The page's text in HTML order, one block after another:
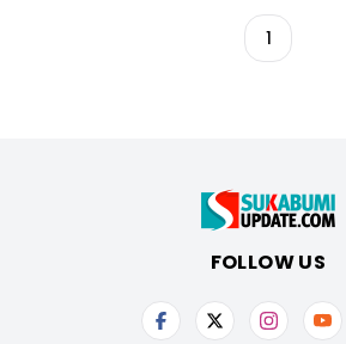
1
FOLLOW US